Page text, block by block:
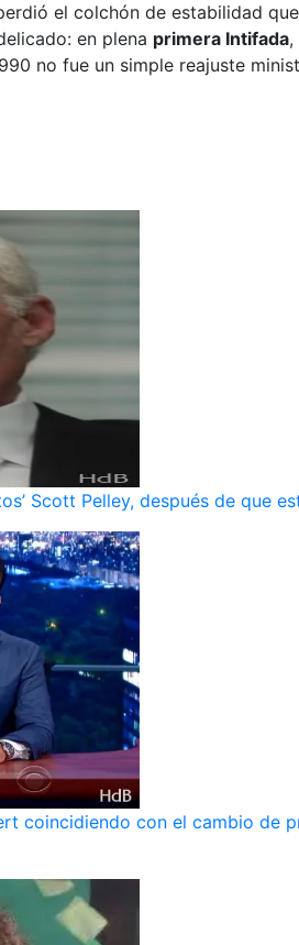
el colchón de estabilidad
en plena primera Intifada,
no fue un simple reajuste
Scott Pelley, después de que
coincidiendo con el cambio